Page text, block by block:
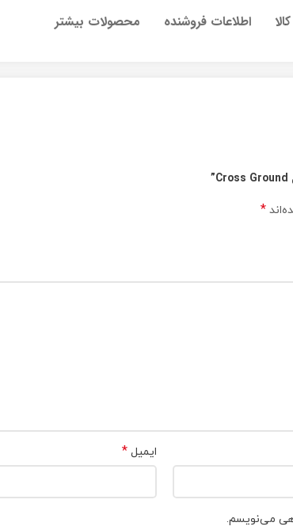
اطلاعات فروشنده محصولات بیشتر
*
ایمیل *
می‌نویسم.